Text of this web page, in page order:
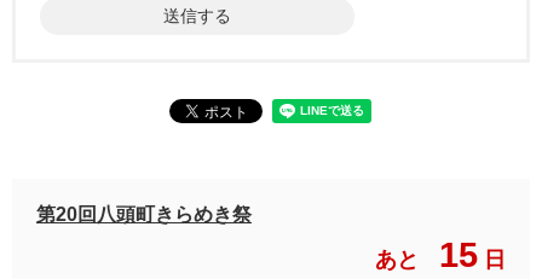
第20回八頭町きらめき祭
あと 15 日